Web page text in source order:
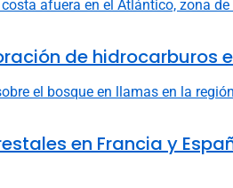
de hidrocarburos
en Francia y